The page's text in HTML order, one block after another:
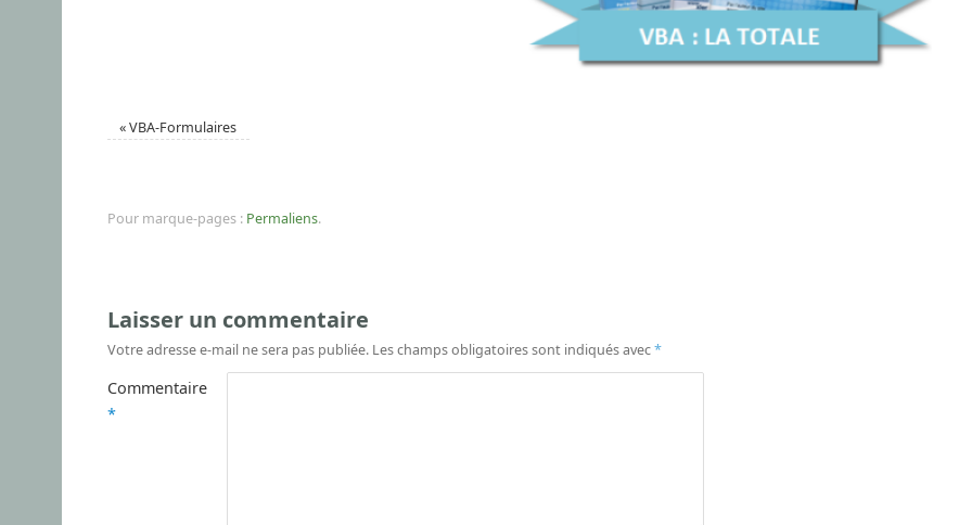
«VBA-Formulaires
Pour marque-pages : Permaliens.
Laisser un commentaire
Votre adresse e-mail ne sera pas publiée. Les champs obligatoires sont indiqués avec*
Commentaire
*